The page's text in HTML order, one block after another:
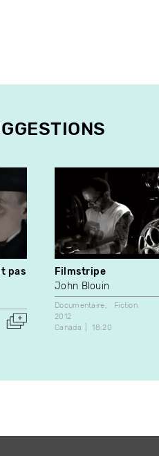
pas
Filmstripe
John Blouin
Documentaire
Fiction
2012
Canada
18:20